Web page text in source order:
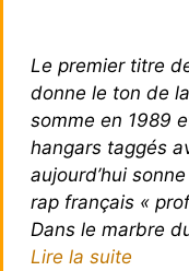
Le premier titre
donne le ton de
somme en 1989
hangars taggés
aujourd’hui
rap français «
Dans le marbre
Lire la suite